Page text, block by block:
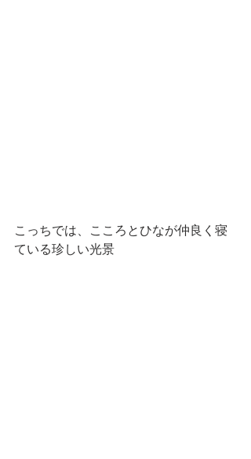
こっちでは、こころとひなが仲良く寝
ている珍しい光景